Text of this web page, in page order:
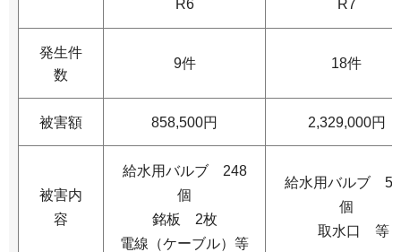
R6 R7
発生件
数
9件 18件
被害額 858,500円 2,329,000円
被害内
容
給水用バルブ 248
個
銘板 2枚
電線（ケーブル）等
給水用バルブ
個
取水口 等